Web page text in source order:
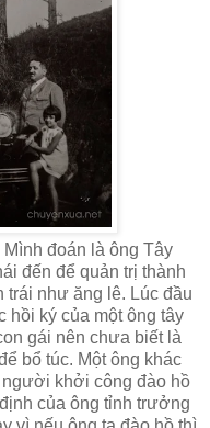
đoán là ông Tây
đến để quản trị thành
trái như ăng lê. Lúc đầu
hồi ký của một ông tây
gái nên chưa biết là
bổ túc. Một ông khác
khởi công đào hồ
của ông tỉnh trưởng